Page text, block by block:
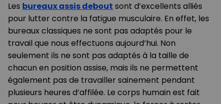
Les bureaux assis debout sont d’excellents alliés
pour lutter contre la fatigue musculaire. En effet, les
bureaux classiques ne sont pas adaptés pour le
travail que nous effectuons aujourd’hui. Non
seulement ils ne sont pas adaptés à la taille de
chacun en position assise, mais ils ne permettent
également pas de travailler sainement pendant
plusieurs heures d’affilée. Le corps humain est fait